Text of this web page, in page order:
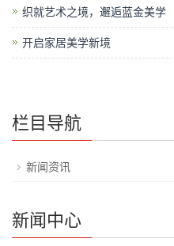
织就艺术之境，邂逅蓝金美学
开启家居美学新境
栏目导航
新闻资讯
新闻中心